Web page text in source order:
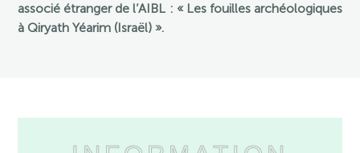
associé étranger de l’AIBL : « Les fouilles archéologiques
à Qiryath Yéarim (Israël) ».